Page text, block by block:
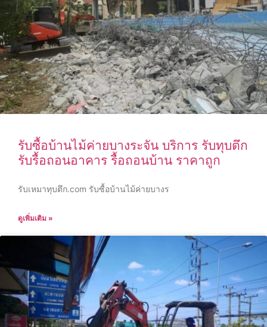
รับซื้อบ้านไม้ค่ายบางระจัน บริการ รับทุบตึก
รับรื้อถอนอาคาร รื้อถอนบ้าน ราคาถูก
รับเหมาทุบตึก.com รับซื้อบ้านไม้ค่ายบางร
ดูเพิ่มเติม »